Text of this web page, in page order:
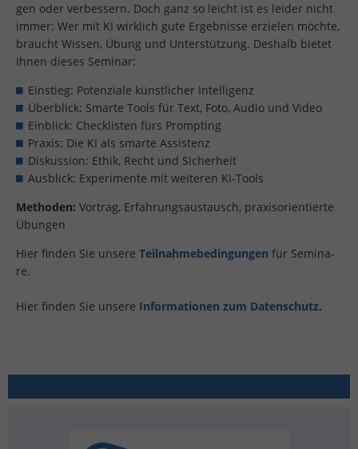
gen oder ver­bes­sern. Doch ganz so leicht ist es lei­der nicht
immer: Wer mit KI wirk­lich gute Er­geb­nis­se er­zie­len möch­te,
braucht Wis­sen, Übung und Un­ter­stüt­zung. Des­halb bie­tet
Ihnen die­ses Se­mi­nar:
Ein­stieg: Po­ten­zia­le künst­li­cher In­tel­li­genz
Über­blick: Smar­te Tools für Text, Foto, Audio und Video
Ein­blick: Check­lis­ten fürs Promp­t­ing
Pra­xis: Die KI als smar­te As­sis­tenz
Dis­kus­si­on: Ethik, Recht und Si­cher­heit
Aus­blick: Ex­pe­ri­men­te mit wei­te­ren KI-Tools
Me­tho­den: Vor­trag, Er­fah­rungs­aus­tausch, pra­xis­ori­en­tier­te
Übun­gen
Hier fin­den Sie un­se­re Teil­nah­me­be­din­gun­gen für Se­mi­na­
re.
Hier fin­den Sie un­se­re In­for­ma­tio­nen zum Da­ten­schutz.